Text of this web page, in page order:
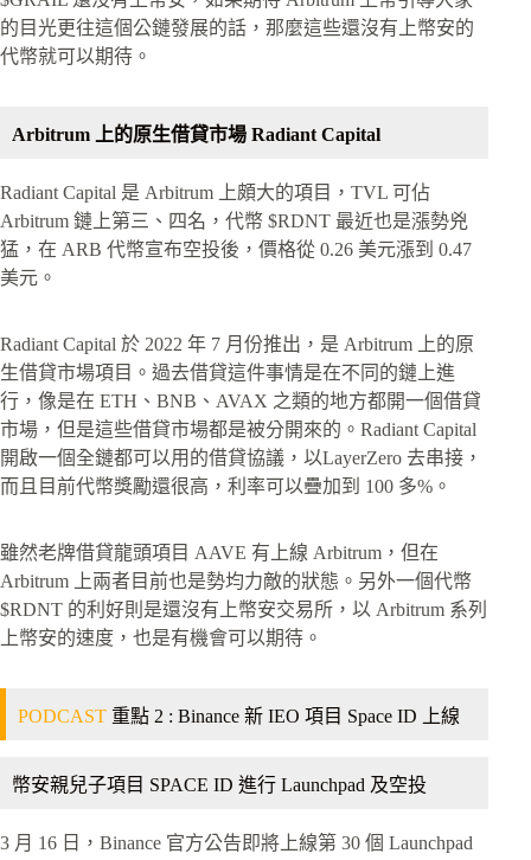
的目光更往這個公鏈發展的話，那麼這些還沒有上幣安的
代幣就可以期待。
Arbitrum 上的原生借貸市場 Radiant Capital
Radiant Capital 是 Arbitrum 上頗大的項目，TVL 可佔
Arbitrum 鏈上第三、四名，代幣 $RDNT 最近也是漲勢兇
猛，在 ARB 代幣宣布空投後，價格從 0.26 美元漲到 0.47
美元。
Radiant Capital 於 2022 年 7 月份推出，是 Arbitrum 上的原
生借貸市場項目。過去借貸這件事情是在不同的鏈上進
行，像是在 ETH、BNB、AVAX 之類的地方都開一個借貸
市場，但是這些借貸市場都是被分開來的。Radiant Capital
開啟一個全鏈都可以用的借貸協議，以LayerZero 去串接，
而且目前代幣獎勵還很高，利率可以疊加到 100 多%。
雖然老牌借貸龍頭項目 AAVE 有上線 Arbitrum，但在
Arbitrum 上兩者目前也是勢均力敵的狀態。另外一個代幣
$RDNT 的利好則是還沒有上幣安交易所，以 Arbitrum 系列
上幣安的速度，也是有機會可以期待。
PODCAST 重點 2 : Binance 新 IEO 項目 Space ID 上線
幣安親兒子項目 SPACE ID 進行 Launchpad 及空投
3 月 16 日，Binance 官方公告即將上線第 30 個 Launchpad